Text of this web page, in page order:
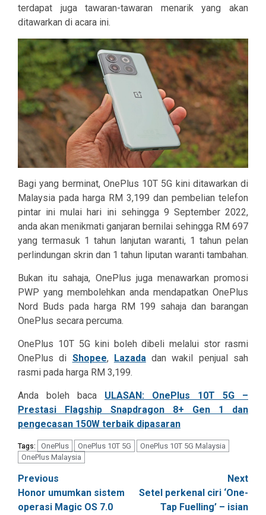
terdapat juga tawaran-tawaran menarik yang akan
ditawarkan di acara ini.
Bagi yang berminat, OnePlus 10T 5G kini ditawarkan di
Malaysia pada harga RM 3,199 dan pembelian telefon
pintar ini mulai hari ini sehingga 9 September 2022,
anda akan menikmati ganjaran bernilai sehingga RM 697
yang termasuk 1 tahun lanjutan waranti, 1 tahun pelan
perlindungan skrin dan 1 tahun liputan waranti tambahan.
Bukan itu sahaja, OnePlus juga menawarkan promosi
PWP yang membolehkan anda mendapatkan OnePlus
Nord Buds pada harga RM 199 sahaja dan barangan
OnePlus secara percuma.
OnePlus 10T 5G kini boleh dibeli melalui stor rasmi
OnePlus di Shopee, Lazada dan wakil penjual sah
rasmi pada harga RM 3,199.
Anda boleh baca ULASAN: OnePlus 10T 5G –
Prestasi Flagship Snapdragon 8+ Gen 1 dan
pengecasan 150W terbaik dipasaran
Tags: OnePlus OnePlus 10T 5G
OnePlus 10T 5G Malaysia
OnePlus Malaysia
Post
navigation
Previous
Honor umumkan sistem
operasi Magic OS 7.0
Next
Setel perkenal ciri ‘One-
Tap Fuelling’ – isian